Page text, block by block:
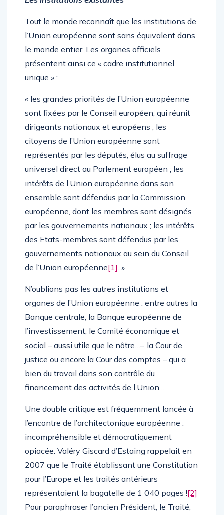
Tout le monde reconnaît que les institutions de
l’Union européenne sont sans équivalent dans
le monde entier. Les organes officiels
présentent ainsi ce « cadre institutionnel
unique » :
« les grandes priorités de l’Union européenne
sont fixées par le Conseil européen, qui réunit
dirigeants nationaux et européens ; les
citoyens de l’Union européenne sont
représentés par les députés, élus au suffrage
universel direct au Parlement européen ; les
intérêts de l’Union européenne dans son
ensemble sont défendus par la Commission
européenne, dont les membres sont désignés
par les gouvernements nationaux ; les intérêts
des Etats-membres sont défendus par les
gouvernements nationaux au sein du Conseil
de l’Union européenne[1]. »
N’oublions pas les autres institutions et
organes de l’Union européenne : entre autres la
Banque centrale, la Banque européenne de
l’investissement, le Comité économique et
social – aussi utile que le nôtre…–, la Cour de
justice ou encore la Cour des comptes – qui a
bien du travail dans son contrôle du
financement des activités de l’Union…
Une double critique est fréquemment lancée à
l’encontre de l’architectonique européenne :
incompréhensible et démocratiquement
opiacée. Valéry Giscard d’Estaing rappelait en
2007 que le Traité établissant une Constitution
pour l’Europe et les traités antérieurs
représentaient la bagatelle de 1 040 pages ![2]
Pour paraphraser l’ancien Président, le Traité,